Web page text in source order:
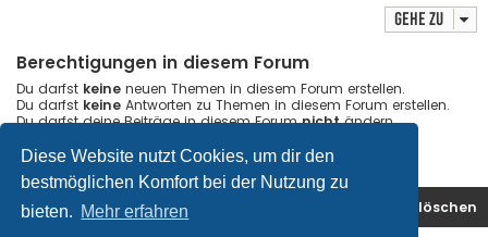
Diese Website nutzt Cookies, um dir den
bestmöglichen Komfort bei der Nutzung zu
bieten. Mehr erfahren
Gehe zu
Berechtigungen in diesem Forum
Du darfst keine neuen Themen in diesem Forum erstellen.
Du darfst keine Antworten zu Themen in diesem Forum erstellen.
Du darfst deine Beiträge in diesem Forumnichtändern.
Du darfstkeineDateianhänge in diesem Forum erstellen.
Foren-Übersicht Alle Cookies löschen